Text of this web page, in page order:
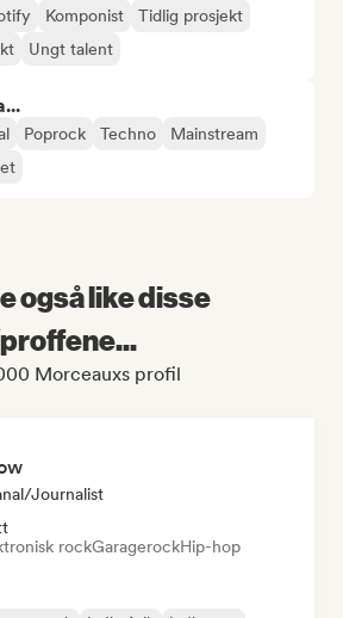
Komponist
Tidlig prosjekt
Ungt talent
Poprock Techno
Mainstream
også like disse
Morceauxs profil
journalist
rockGaragerockHip-hop